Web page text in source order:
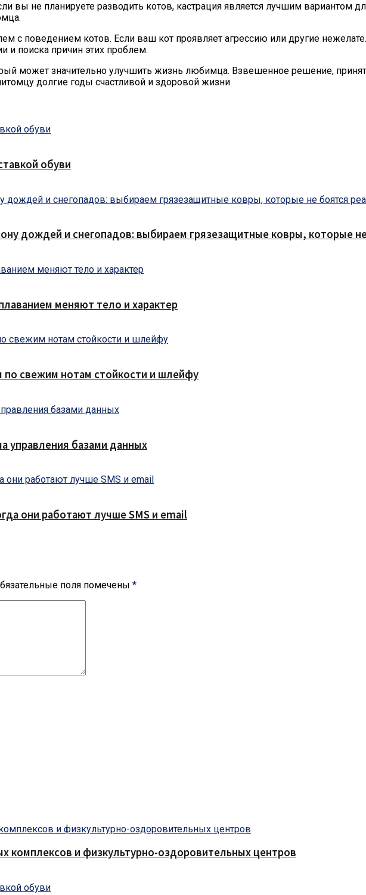
вы не планируете разводить котов, кастрация является лучшим вариантом
с поведением котов. Если ваш кот проявляет агрессию или другие
и поиска причин этих проблем.
может значительно улучшить жизнь любимца. Взвешенное решение,
долгие годы счастливой и здоровой жизни.
обуви
дождей и снегопадов: выбираем грязезащитные ковры, которые
меняют тело и характер
свежим нотам стойкости и шлейфу
управления базами данных
они работают лучше SMS и email
поля помечены *
комплексов и физкультурно-оздоровительных центров